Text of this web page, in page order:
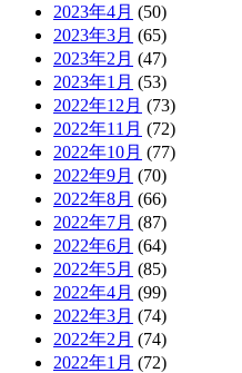
2023年4月 (50)
2023年3月 (65)
2023年2月 (47)
2023年1月 (53)
2022年12月 (73)
2022年11月 (72)
2022年10月 (77)
2022年9月 (70)
2022年8月 (66)
2022年7月 (87)
2022年6月 (64)
2022年5月 (85)
2022年4月 (99)
2022年3月 (74)
2022年2月 (74)
2022年1月 (72)